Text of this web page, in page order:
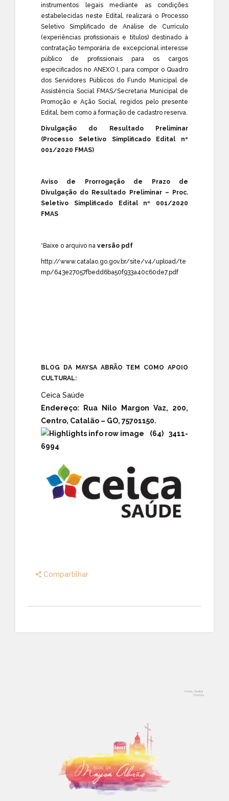
instrumentos legais mediante as condições
estabelecidas neste Edital, realizará o Processo
Seletivo Simplificado de Análise de Currículo
(experiências profissionais e títulos) destinado à
contratação temporária de excepcional interesse
público de profissionais para os cargos
especificados no ANEXO I, para compor o Quadro
dos Servidores Públicos do Fundo Municipal de
Assistência Social FMAS/Secretaria Municipal de
Promoção e Ação Social, regidos pelo presente
Edital, bem como à formação de cadastro reserva.
Divulgação do Resultado Preliminar
(Processo Seletivo Simplificado Edital nº
001/2020 FMAS)
Aviso de Prorrogação de Prazo de
Divulgação do Resultado Preliminar – Proc.
Seletivo Simplificado Edital nº 001/2020
FMAS
*Baixe o arquivo na versão pdf
http://www.catalao.go.gov.br/site/v4/upload/te
mp/643e27057fbedd6ba50f933a40c60de7.pdf
BLOG DA MAYSA ABRÃO TEM COMO APOIO
CULTURAL:
Ceica Saúde
Endereço: Rua Nilo Margon Vaz, 200,
Centro, Catalão – GO, 75701150.
(64) 3411-
6994
Compartilhar